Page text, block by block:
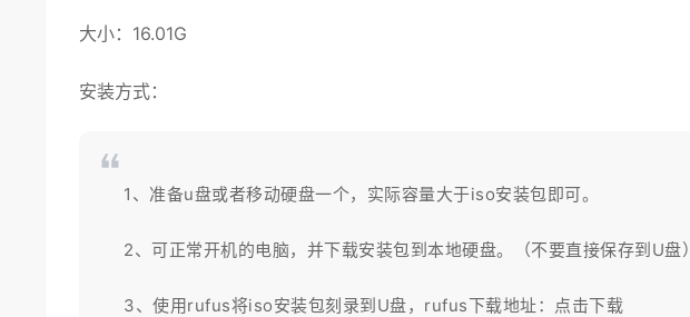
大小：16.01G
安装方式：
1、准备u盘或者移动硬盘一个，实际容量大于iso安装包即可。
2、可正常开机的电脑，并下载安装包到本地硬盘。（不要直接保存到U盘）
3、使用rufus将iso安装包刻录到U盘， rufus下载地址： 点击下载